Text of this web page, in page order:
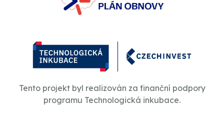
Tento projekt byl realizován za finanční podpory
programu Technologická inkubace.